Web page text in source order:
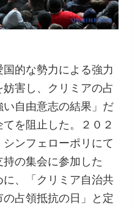
的な勢力による強力
害し、クリミアの占
自由意志の結果」だ
を阻止した。２０２
ンフェローポリにて
の集会に参加した
、「クリミア自治共
占領抵抗の日」と定